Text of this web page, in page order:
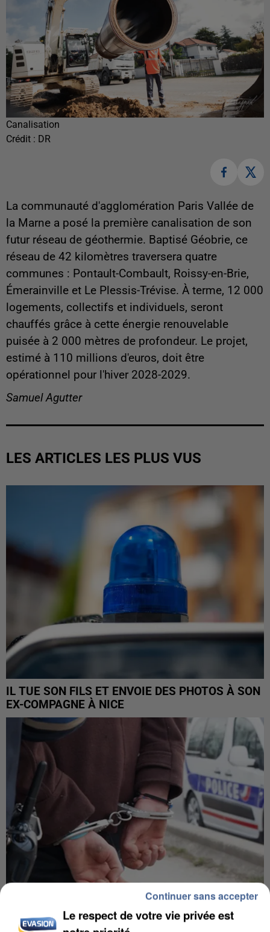
Canalisation
Crédit : DR
La communauté d'agglomération Paris Vallée de
la Marne a posé la première canalisation de son
futur réseau de géothermie. Baptisé Géobrie, ce
réseau de 42 kilomètres traversera quatre
communes : Pontault-Combault, Roissy-en-Brie,
Émerainville et Le Plessis-Trévise. À terme, 12 000
logements, collectifs et individuels, seront
chauffés grâce à cette énergie renouvelable
puisée à 2 000 mètres de profondeur. Le projet,
estimé à 110 millions d'euros, doit être
opérationnel pour l'hiver 2028-2029.
Samuel Agutter
LES ARTICLES LES PLUS VUS
IL TUE SON FILS ET ENVOIE DES PHOTOS À SON
EX-COMPAGNE À NICE
L’UN DES FONDATEURS SUPPOSÉS DE LA DZ
Le respect de votre vie privée est
Continuer sans accepter